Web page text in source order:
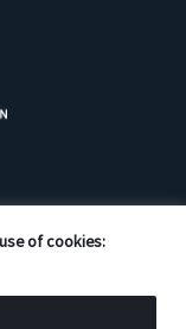
of cookies: